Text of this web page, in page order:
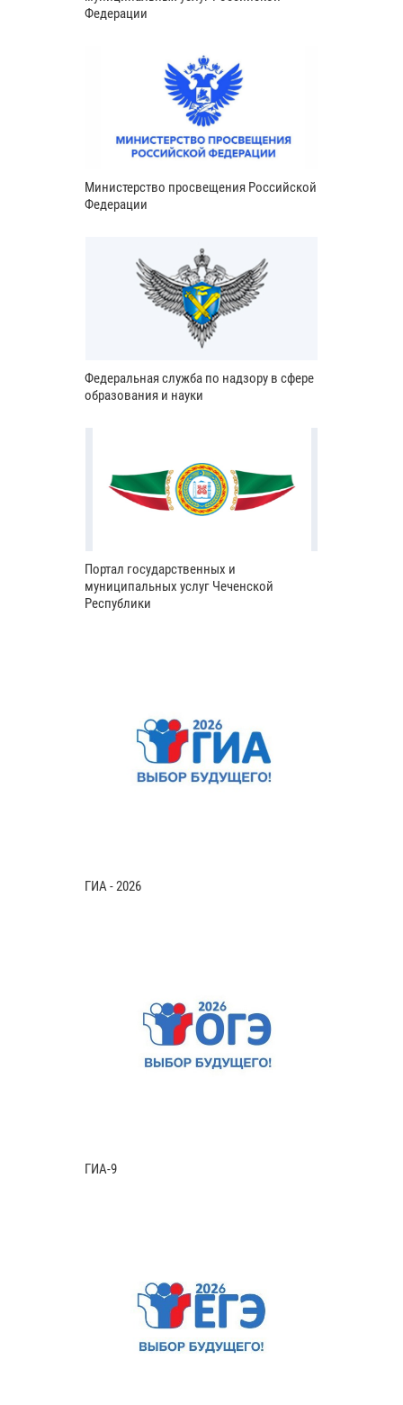
Федерации
Министерство просвещения Российской
Федерации
Федеральная служба по надзору в сфере
образования и науки
Портал государственных и
муниципальных услуг Чеченской
Республики
ГИА - 2026
ГИА-9